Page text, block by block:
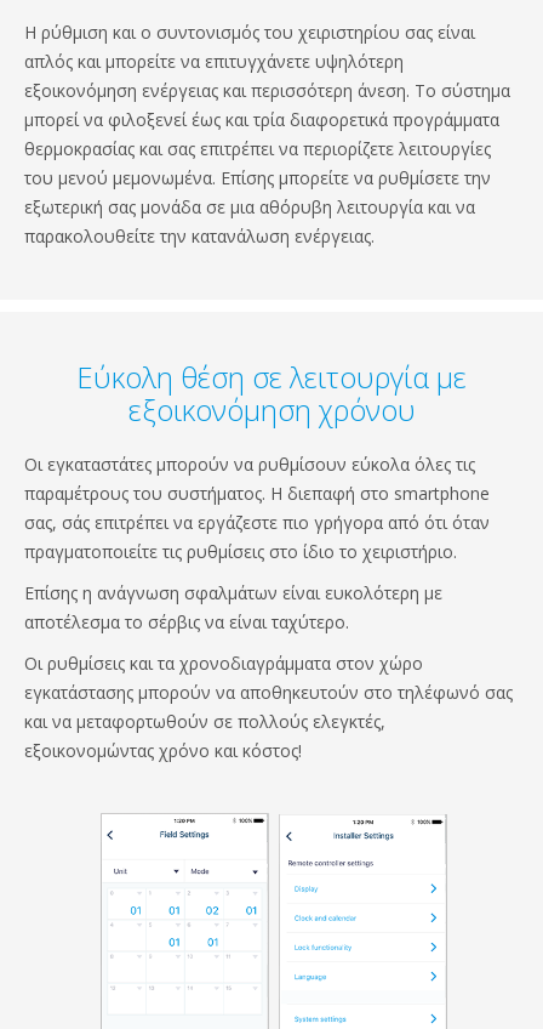
Η ρύθμιση και ο συντονισμός του χειριστηρίου σας είναι
απλός και μπορείτε να επιτυγχάνετε υψηλότερη
εξοικονόμηση ενέργειας και περισσότερη άνεση. Το σύστημα
μπορεί να φιλοξενεί έως και τρία διαφορετικά προγράμματα
θερμοκρασίας και σας επιτρέπει να περιορίζετε λειτουργίες
του μενού μεμονωμένα. Επίσης μπορείτε να ρυθμίσετε την
εξωτερική σας μονάδα σε μια αθόρυβη λειτουργία και να
παρακολουθείτε την κατανάλωση ενέργειας.
Εύκολη θέση σε λειτουργία με
εξοικονόμηση χρόνου
Οι εγκαταστάτες μπορούν να ρυθμίσουν εύκολα όλες τις
παραμέτρους του συστήματος. Η διεπαφή στο smartphone
σας, σάς επιτρέπει να εργάζεστε πιο γρήγορα από ότι όταν
πραγματοποιείτε τις ρυθμίσεις στο ίδιο το χειριστήριο.
Επίσης η ανάγνωση σφαλμάτων είναι ευκολότερη με
αποτέλεσμα το σέρβις να είναι ταχύτερο.
Οι ρυθμίσεις και τα χρονοδιαγράμματα στον χώρο
εγκατάστασης μπορούν να αποθηκευτούν στο τηλέφωνό σας
και να μεταφορτωθούν σε πολλούς ελεγκτές,
εξοικονομώντας χρόνο και κόστος!